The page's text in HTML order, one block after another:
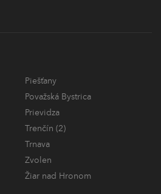
Piešťany
Považská Bystrica
Prievidza
Trenčín (2)
Trnava
Zvolen
Žiar nad Hronom